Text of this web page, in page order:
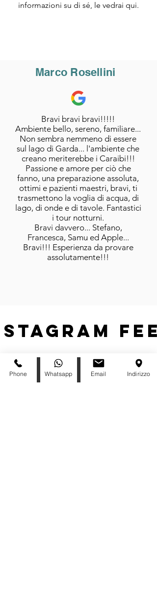
informazioni su di sé, le vedrai qui.
Marco Rosellini
Bravi bravi bravi!!!!!
Ambiente bello, sereno, familiare...
Non sembra nemmeno di essere
sul lago di Garda... l'ambiente che
creano meriterebbe i Caraibi!!!
Passione e amore per ciò che
fanno, una preparazione assoluta,
ottimi e pazienti maestri, bravi, ti
trasmettono la voglia di acqua, di
lago, di onde e di tavole. Fantastici
i tour notturni.
Bravi davvero... Stefano,
Francesca, Samu ed Apple...
Bravi!!! Esperienza da provare
assolutamente!!!
Phone Whatsapp Email Indirizzo